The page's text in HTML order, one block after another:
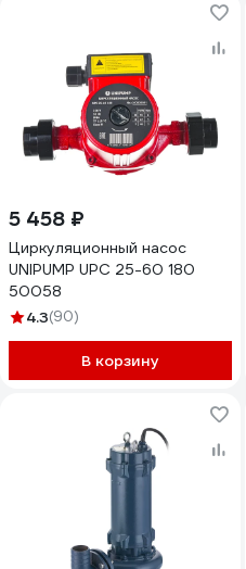
5 458 ₽
Циркуляционный насос
UNIPUMP UPС 25-60 180
50058
4.3(90)
В корзину